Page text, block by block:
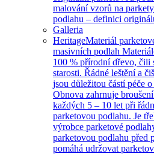
malování vzorů na
podlahu – definici
Galleria
HeritageMateriál
masivních podlah
100 % přírodní dřevo, čili
starosti. Řádné leštění a
jsou důležitou částí péče
Obnova zahrnuje
každých 5 – 10 let při
parketovou podlahu. Je
výrobce parketové
parketovou podlahu před
pomáhá udržovat